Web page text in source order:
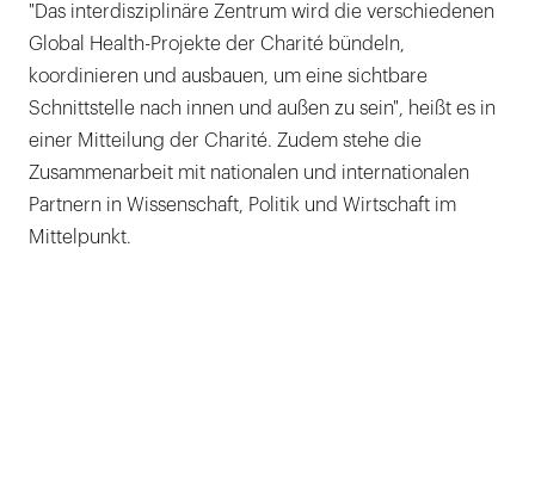
"Das interdisziplinäre Zentrum wird die verschiedenen
Global Health-Projekte der Charité bündeln,
koordinieren und ausbauen, um eine sichtbare
Schnittstelle nach innen und außen zu sein", heißt es in
einer Mitteilung der Charité. Zudem stehe die
Zusammenarbeit mit nationalen und internationalen
Partnern in Wissenschaft, Politik und Wirtschaft im
Mittelpunkt.